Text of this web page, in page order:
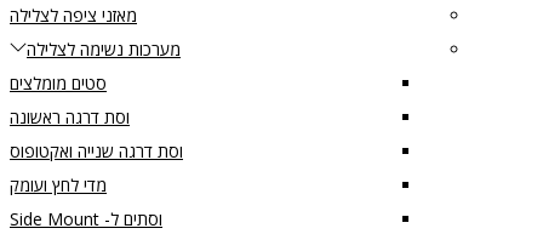
מאזני ציפה לצלילה
מערכות נשימה לצלילה
סטים מומלצים
וסת דרגה ראשונה
וסת דרגה שנייה ואקטופוס
מדי לחץ ועומק
וסתים ל- Side Mount